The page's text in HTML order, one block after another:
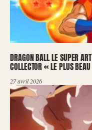
DRAGON BALL LE SUPER
COLLECTOR « LE PLUS
27 avril 2026